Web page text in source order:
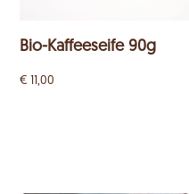
Bio-Kaffeeseife 90g
€ 11,00